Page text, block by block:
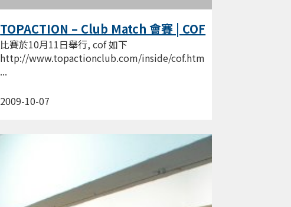
TOPACTION – Club Match 會賽 | COF
2009-10-07
比賽於10月11日舉行, cof 如下
http://www.topactionclub.com/inside/cof.htm
...